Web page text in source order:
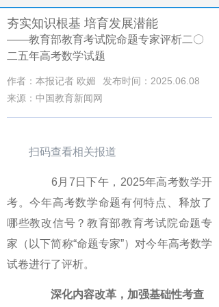
夯实知识根基 培育发展潜能
——教育部教育考试院命题专家评析二〇
二五年高考数学试题
作者：本报记者 欧媚
发布时间：2025.06.08
来源：中国教育新闻网
扫码查看相关报道
6月7日下午，2025年高考数学开
考。今年高考数学命题有何特点、释放了
哪些教改信号？教育部教育考试院命题专
家（以下简称“命题专家”）对今年高考数学
试卷进行了评析。
深化内容改革，加强基础性考查